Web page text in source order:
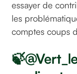
essayer de
les
comptes coups